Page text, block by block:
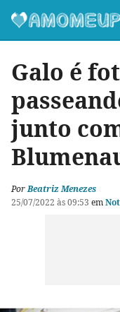
Galo é
junto
PorBeatriz Menezes
25/07/2022 às 09:53 em